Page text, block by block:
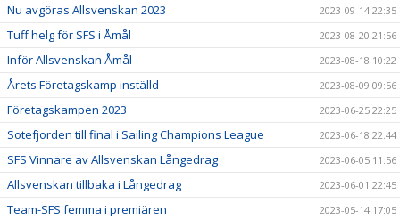
Nu avgöras Allsvenskan 2023 2023-09-14 22:35
Tuff helg för SFS i Åmål 2023-08-20 21:56
Inför Allsvenskan Åmål 2023-08-18 10:22
Årets Företagskamp inställd 2023-08-09 09:56
Företagskampen 2023 2023-06-25 22:25
Sotefjorden till final i Sailing Champions League 2023-06-18 22:44
SFS Vinnare av Allsvenskan Långedrag 2023-06-05 11:56
Allsvenskan tillbaka i Långedrag 2023-06-01 22:45
Team-SFS femma i premiären 2023-05-14 17:05